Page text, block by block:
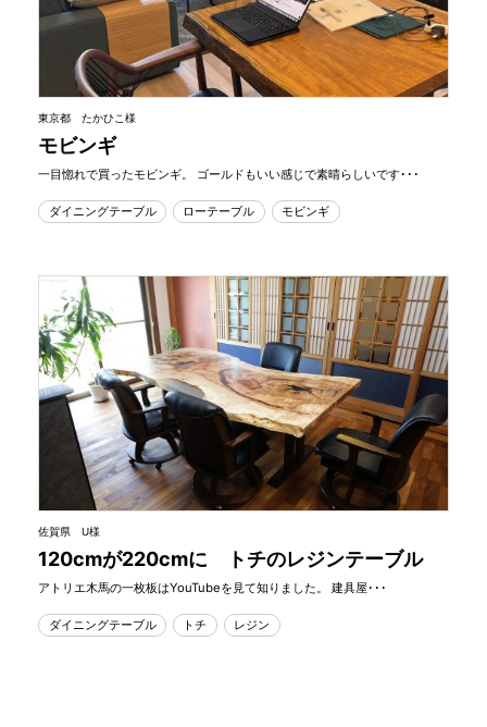
東京都 たかひこ様
モビンギ
一目惚れで買ったモビンギ。 ゴールドもいい感じで素晴らしいです･･･
ダイニングテーブル ローテーブル モビンギ
佐賀県 U様
120cmが220cmに トチのレジンテーブル
アトリエ木馬の一枚板はYouTubeを見て知りました。 建具屋･･･
ダイニングテーブル トチ レジン